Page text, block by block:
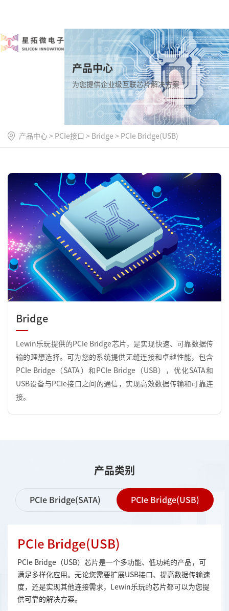
产品中心
为您提供企业级互联芯片解决方案
产品中心 > PCIe接口 > Bridge > PCIe Bridge(USB)
Bridge
Lewin乐玩提供的PCIe Bridge芯片，是实现快速、可靠数据传
输的理想选择。可为您的系统提供无缝连接和卓越性能，包含
PCIe Bridge（SATA）和PCIe Bridge（USB），优化SATA和
USB设备与PCIe接口之间的通信，实现高效数据传输和可靠连
接。
产品类别
PCIe Bridge(SATA) PCIe Bridge(USB)
PCIe Bridge(USB)
PCIe Bridge（USB）芯片是一个多功能、低功耗的产品，可
满足多样化应用。无论您需要扩展USB接口、提高数据传输速
度，还是实现其他连接需求，Lewin乐玩的芯片都可以为您提
供可靠的解决方案。